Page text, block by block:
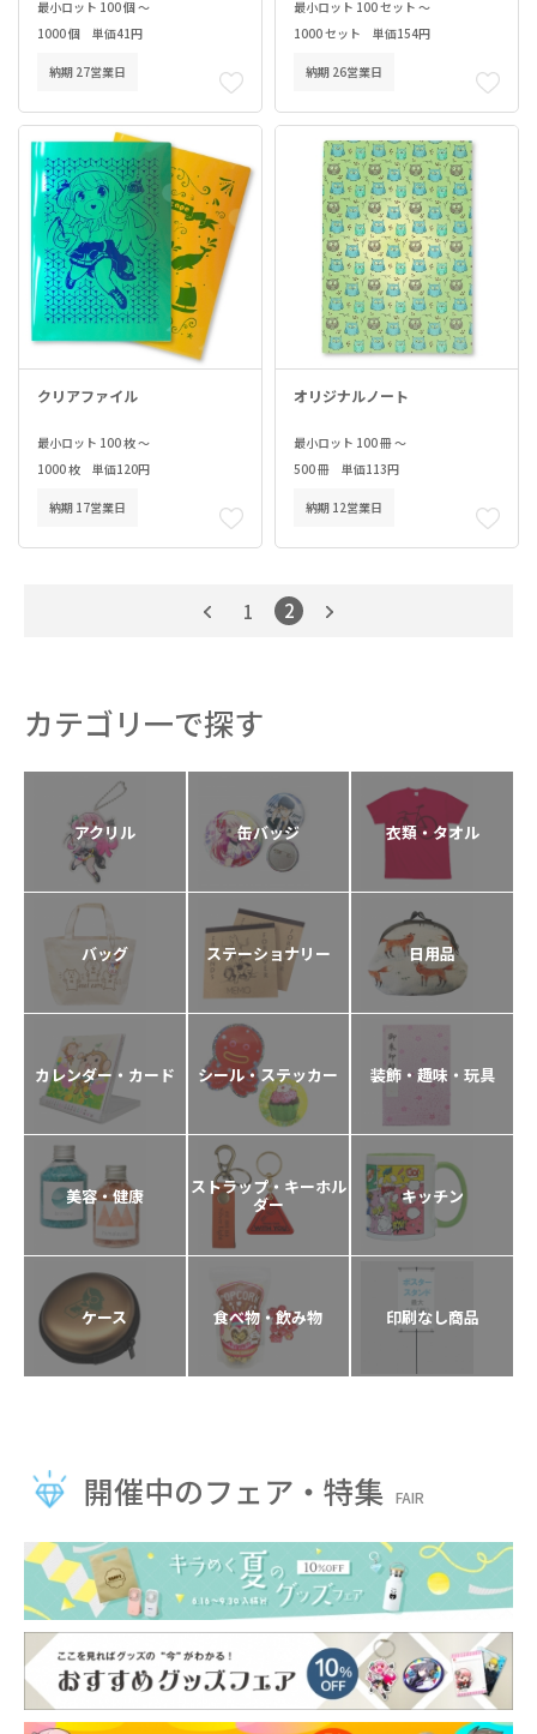
最小ロット 100 個 ～
1000 個 単価41円
納期 27営業日
最小ロット 100 セット ～
1000 セット 単価154円
納期 26営業日
クリアファイル
最小ロット 100 枚 ～
1000 枚 単価120円
納期 17営業日
オリジナルノート
最小ロット 100 冊 ～
500 冊 単価113円
納期 12営業日
1 2
カテゴリ一で探す
アクリル 缶バッジ 衣類・タオル
バッグ ステーショナリー 日用品
カレンダー・カード シール・ステッカー 装飾・趣味・玩具
美容・健康 ストラップ・キーホル
ダー キッチン
ケース 食べ物・飲み物 印刷なし商品
開催中のフェア・特集 FAIR